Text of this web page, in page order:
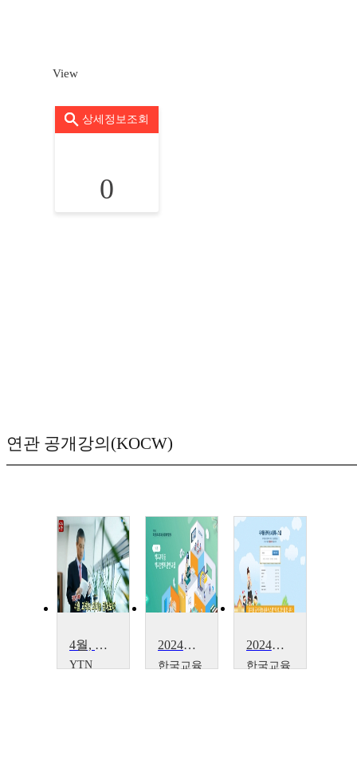
View
상세정보조회
0
연관 공개강의(KOCW)
4월, 과학의 의미를 짚어보다
YTN
2024년 초·중등 정보공시 수시 및 정시1차(4월) 시스템 입력방법
한국교육
2024년 정시 1차 및 수시 유치원 정보공시 시스템 입력방법
한국교육